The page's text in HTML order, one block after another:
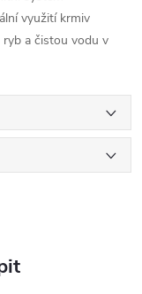
využití krmiv
a čistou vodu v